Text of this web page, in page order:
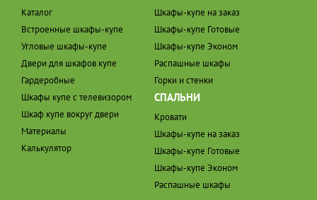
Каталог
Встроенные шкафы-купе
Угловые шкафы-купе
Двери для шкафов купе
Гардеробные
Шкафы купе с телевизором
Шкаф купе вокруг двери
Материалы
Калькулятор
Шкафы-купе на заказ
Шкафы-купе Готовые
Шкафы-купе Эконом
Распашные шкафы
Горки и стенки
СПАЛЬНИ
Кровати
Шкафы-купе на заказ
Шкафы-купе Готовые
Шкафы-купе Эконом
Распашные шкафы